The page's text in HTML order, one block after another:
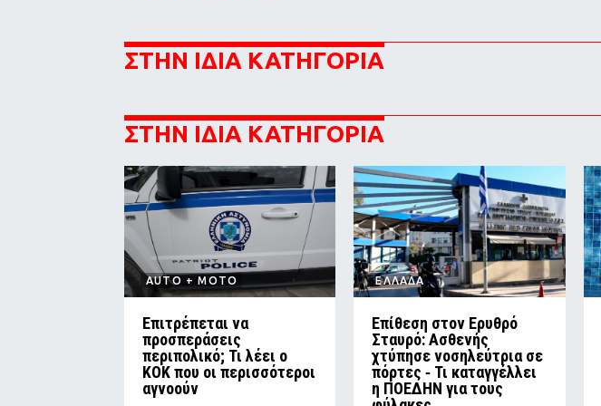
ΣΤΗΝ ΙΔΙΑ ΚΑΤΗΓΟΡΙΑ
ΣΤΗΝ ΙΔΙΑ ΚΑΤΗΓΟΡΙΑ
AUTO + MOTO
Επιτρέπεται να
προσπεράσεις
περιπολικό; Τι λέει ο
ΚΟΚ που οι περισσότεροι
αγνοούν
ΕΛΛΑΔΑ
Επίθεση στον Ερυθρό
Σταυρό: Ασθενής
χτύπησε νοσηλεύτρια σε
πόρτες ‑ Τι καταγγέλλει
η ΠΟΕΔΗΝ για τους